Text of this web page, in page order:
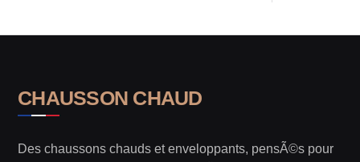
CHAUSSON CHAUD
Des chaussons chauds et enveloppants, pensÃ©s pour